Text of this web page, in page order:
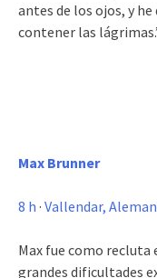
antes de los ojos, y
contener las
Max Brunner
8 h · Vallendar,
Max fue como recluta
grandes dificultades